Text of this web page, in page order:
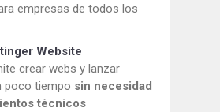
empresas de todos los
Website
crear webs y lanzar
poco tiempo sin necesidad
técnicos